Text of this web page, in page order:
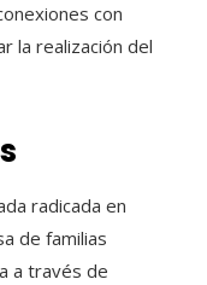
con
la realización del
radicada en
de familias
a través de